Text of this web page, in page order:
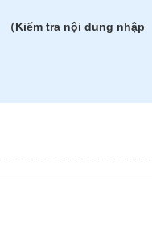
Kiểm tra nội dung nhập